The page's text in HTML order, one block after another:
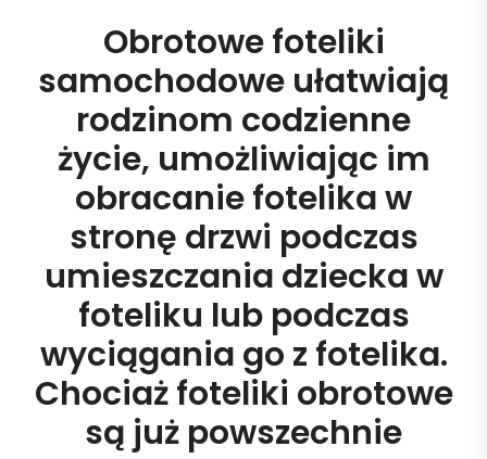
Obrotowe foteliki
samochodowe ułatwiają
rodzinom codzienne
życie, umożliwiając im
obracanie fotelika w
stronę drzwi podczas
umieszczania dziecka w
foteliku lub podczas
wyciągania go z fotelika.
Chociaż foteliki obrotowe
są już powszechnie